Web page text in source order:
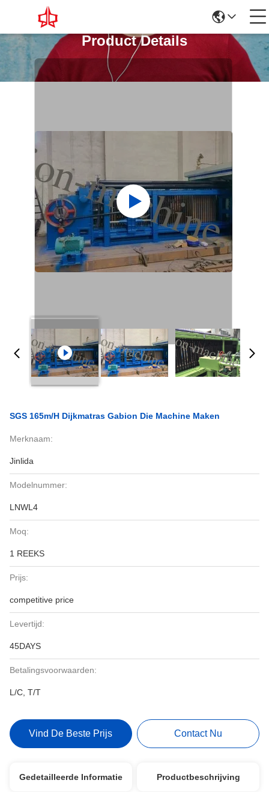
Product Details
SGS 165m/H Dijkmatras Gabion Die Machine Maken
Merknaam:
Jinlida
Modelnummer:
LNWL4
Moq:
1 REEKS
Prijs:
competitive price
Levertijd:
45DAYS
Betalingsvoorwaarden:
L/C, T/T
Vind De Beste Prijs Contact Nu
Gedetailleerde Informatie Productbeschrijving